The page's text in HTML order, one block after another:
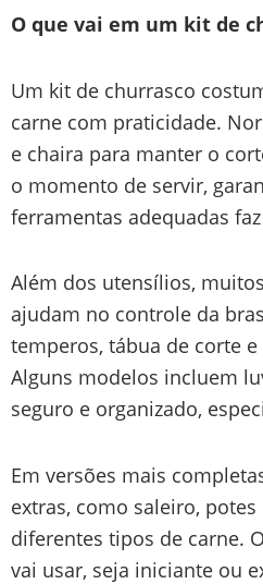
O que vai em um kit de
Um kit de churrasco
carne com praticidade.
e chaira para manter o
o momento de servir,
ferramentas adequadas
Além dos utensílios,
ajudam no controle da
temperos, tábua de corte
Alguns modelos incluem
seguro e organizado,
Em versões mais
extras, como saleiro,
diferentes tipos de carne.
vai usar, seja iniciante ou